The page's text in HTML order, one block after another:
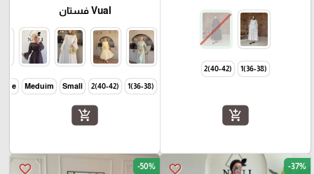
(36-38)1
(40-42)2
add_shopping_cart
Vual فستان
(36-38)1
(40-42)2
Small
Meduim
add_shopping_cart
favorite_border -37%
favorite_border -50%